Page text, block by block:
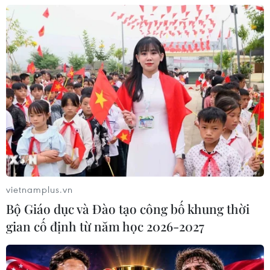
05/08/2026 23:47
Đức điều tra vụ UAV gắn thuốc nổ
xuất hiện tại sân bay
05/08/2026 23:43
Bất ổn địa chính trị kìm hãm tăng
trưởng Eurozone
Tổng thống Nga thay đổi vị
trí các chỉ huy tại mặt trận Ukraine
05/08/2026 15:26
vietnamplus.vn
Bộ Giáo dục và Đào tạo công bố khung thời
gian cố định từ năm học 2026-2027